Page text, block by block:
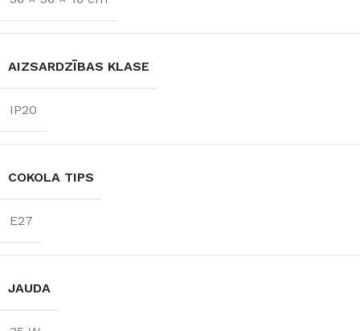
AIZSARDZĪBAS KLASE
IP20
COKOLA TIPS
E27
JAUDA